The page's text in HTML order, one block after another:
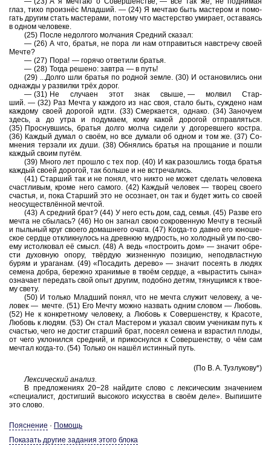
глаз, тихо про­изнёс Млад­ший. — (24) Я меч­таю быть ма­сте­ром и по­мо­
гать дру­гим стать ма­сте­ра­ми, по­то­му что ма­стер­ство уми­ра­ет, оста­ва­ясь
в одном че­ло­ве­ке.
(25) После не­дол­го­го мол­ча­ния Сред­ний ска­зал:
— (26) А что, бра­тья, не пора ли нам от­пра­вить­ся нав­стре­чу своей
Мечте?
— (27) Пора! — го­ря­чо от­ве­ти­ли бра­тья.
— (28) Тогда ре­ше­но: зав­тра — в путь!
(29) ...Долго шли бра­тья по род­ной земле. (30) И оста­но­ви­лись они
од­на­ж­ды у раз­вил­ки трёх дорог.
— (31) Не слу­ча­ен этот знак свыше, — мол­вил Стар­
ший. — (32) Раз Мечта у каж­до­го из нас своя, стало быть, суж­де­но нам
каж­до­му своей до­ро­гой идти. (33) Смер­ка­ет­ся, од­на­ко. (34) За­но­чу­ем
здесь, а до утра и по­ду­ма­ем, кому какой до­ро­гой от­прав­лять­ся.
(35) Проснув­шись, бра­тья долго молча си­де­ли у до­го­рев­ше­го ко­ст­ра.
(36) Каж­дый думал о своём, но все ду­ма­ли об одном и том же. (37) Со­
мне­ния тер­за­ли их души. (38) Об­ня­лись бра­тья на про­ща­ние и пошли
каж­дый своим путём.
(39) Много лет про­шло с тех пор. (40) И как разо­шлись тогда бра­тья
каж­дый своей до­ро­гой, так боль­ше и не встре­ча­лись.
(41) Стар­ший так и не понял, что никто не может сде­лать че­ло­ве­ка
счаст­ли­вым, кроме него са­мо­го. (42) Каж­дый че­ло­век — тво­рец сво­е­го
сча­стья, и, пока Стар­ший это не осо­зна­ет, он так и будет жить со своей
не­осу­ществлённой меч­той.
(43) А сред­ний брат? (44) У него есть дом, сад, семья. (45) Разве его
мечта не сбы­лась? (46) Но он за­гнал свою со­кро­вен­ную Мечту в тес­ный
и пыль­ный круг сво­е­го до­маш­не­го очага. (47) Когда-⁠то давно его юно­ше­
ское серд­це от­клик­ну­лось на древ­нюю муд­рость, но хо­лод­ный ум по-⁠сво­
е­му ис­тол­ко­вал её смысл. (48) А ведь «по­стро­ить дом» — зна­чит об­ре­
сти ду­хов­ную опору, твёрдую жиз­нен­ную по­зи­цию, не­под­власт­ную
бурям и ура­га­нам. (49) «По­са­дить де­ре­во» — зна­чит по­се­ять в людях
се­ме­на добра, бе­реж­но хра­ни­мые в твоём серд­це, а «вы­рас­тить сына»
озна­ча­ет пе­ре­дать свой опыт дру­гим, по­доб­но детям, тя­ну­щим­ся к тво­е­
му свету.
(50) И толь­ко Млад­ший понял, что не мечта слу­жит че­ло­ве­ку, а че­
ло­век — мечте. (51) Его Мечту можно на­звать одним сло­вом — Лю­бовь.
(52) Не к кон­крет­но­му че­ло­ве­ку, а Лю­бовь к Со­вер­шен­ству, к Кра­со­те,
Лю­бовь к людям. (53) Он стал Ма­сте­ром и ука­зал своим уче­ни­кам путь к
сча­стью, чего не до­стиг стар­ший брат, по­се­ял се­ме­на и взрас­тил плоды,
от чего укло­нил­ся сред­ний, и при­кос­нул­ся к Со­вер­шен­ству, о чём сам
меч­тал когда-⁠то. (54) Толь­ко он нашёл ис­тин­ный путь.
(По В. А. Туз­лу­ко­ву*)
Лек­си­че­ский ана­лиз.
В пред­ло­же­ни­ях 20−28 най­ди­те слово с лек­си­че­ским зна­че­ни­ем
«спе­ци­а­лист, до­стиг­ший вы­со­ко­го ис­кус­ства в своём деле». Вы­пи­ши­те
это слово.
Пояснение · Помощь
Показать другие задания этого блока